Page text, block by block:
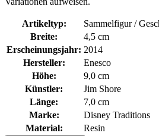
Artikeltyp:
Sammelfigur /
Breite:
4,5 cm
Erscheinungsjahr: 2014
Hersteller:
Enesco
Höhe:
9,0 cm
Künstler:
Jim Shore
Länge:
7,0 cm
Marke:
Disney Traditions
Material:
Resin